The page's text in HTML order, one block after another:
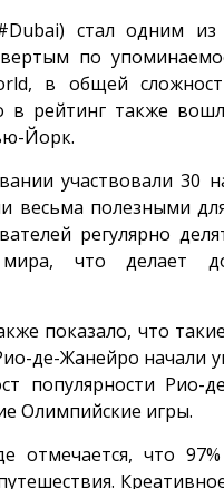
стал одним из
по
в общей
рейтинг также
Йорк.
участвовали
весьма полезными
регулярно
мира, что делает
показало, что
де-Жанейро начали
популярности
Олимпийские игры.
отмечается, что